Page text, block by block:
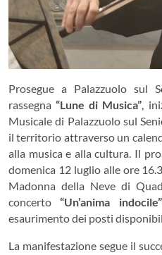
Prosegue a Palazzuolo sul
rassegna“Lune di Musica”,
Musicale di Palazzuolo sul
il territorio attraverso un
alla musica e alla cultura. Il
domenica 12 luglio alle ore
Madonna della Neve di
concerto“Un’anima indocile”
esaurimento dei posti
La manifestazione segue il